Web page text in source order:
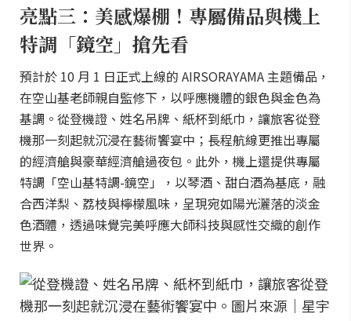
亮點三：美感爆棚！專屬備品與機上
特調「鏡空」搶先看
預計於 10 月 1 日正式上線的 AIRSORAYAMA 主題備品，
在空山基老師親自監修下，以呼應機體的銀色與金色為
基調。從登機證、姓名吊牌、紙杯到紙巾，讓旅客從登
機那一刻起就沉浸在藝術饗宴中；長程航線更推出專屬
的經濟艙與豪華經濟艙過夜包。此外，機上還提供專屬
特調「空山基特調-鏡空」，以琴酒、甜白酒為基底，融
合西洋梨、荔枝與檸檬風味，呈現宛如陽光灑落的淡金
色酒體，透過味覺完美呼應大師科技與感性交織的創作
世界。